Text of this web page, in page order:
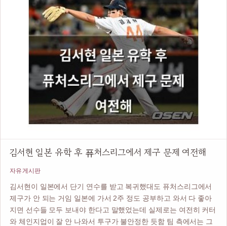
김서현 일본 유학 후 퓨처스리그에서 제구 문제 여전해
자유게시판
김서현이 일본에서 단기 연수를 받고 복귀했대도 퓨처스리그에서
제구가 안 되는 거임 일본에 가서 2주 정도 공부하고 와서 다 좋아
지면 선수들 모두 보내야 한다고 말했었는데 실제로는 여전히 커터
와 체인지업이 잘 안 나와서 투구가 불안정한 듯함 팀 측에서는 그